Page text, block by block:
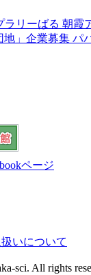
ラリーばる 朝霞
地」企業募集 パ
いについて
sci. All rights